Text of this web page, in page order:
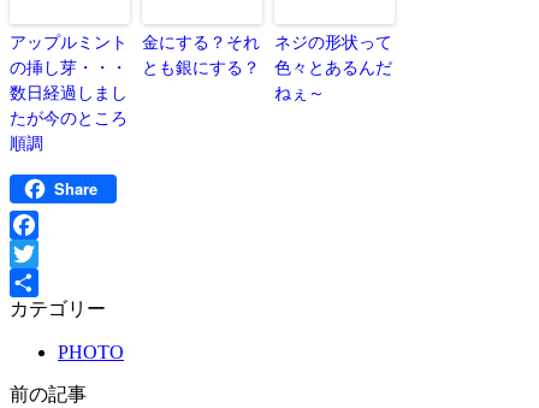
アップルミント
の挿し芽・・・
数日経過しまし
たが今のところ
順調
金にする？それ
とも銀にする？
ネジの形状って
色々とあるんだ
ねぇ～
Share
Facebook
Twitter
共
カテゴリー
PHOTO
前の記事